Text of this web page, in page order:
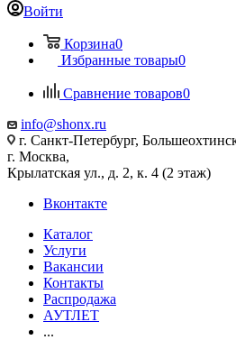
Войти
Корзина0
Избранные товары0
Сравнение товаров0
info@shonx.ru
г. Санкт-Петербург,
г. Москва,
Крылатская ул., д. 2, к. 4 (2 этаж)
Вконтакте
Каталог
Услуги
Вакансии
Контакты
Распродажа
АУТЛЕТ
...